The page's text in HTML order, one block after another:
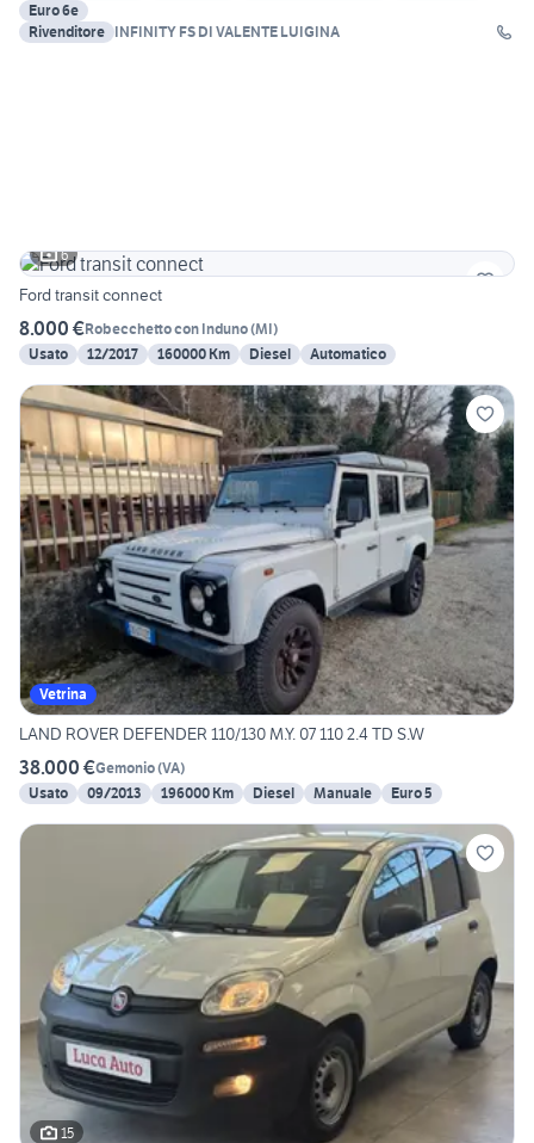
Euro 6e
Rivenditore INFINITY FS DI VALENTE LUIGINA
6
Ford transit connect
8.000 €Robecchetto con Induno(MI)
Usato
12/2017 160000 Km Diesel Automatico
Vetrina
LAND ROVER DEFENDER 110/130 M.Y. 07 110 2.4 TD S.W
38.000 €Gemonio(VA)
Usato
09/2013 196000 Km Diesel Manuale Euro 5
15